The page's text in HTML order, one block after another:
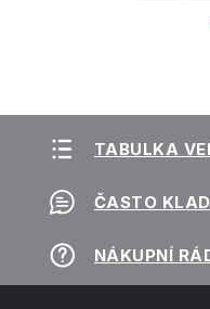
TABULKA
ČASTO
NÁKUPNÍ